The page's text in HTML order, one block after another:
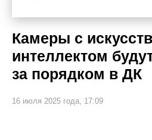
Камеры с
интеллектом
за порядком в ДК
16 июля 2025 года, 17:09